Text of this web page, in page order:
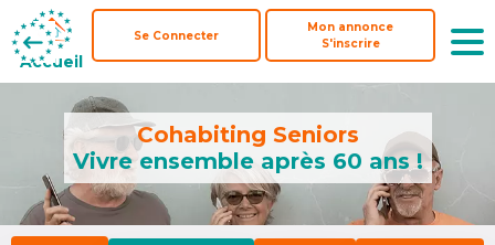
Accueil
Se Connecter
Mon annonce
S'inscrire
Accueil
Se Connecter
Mon annonce
S'inscrire
Cohabiting Seniors
Vivre ensemble après 60 ans !